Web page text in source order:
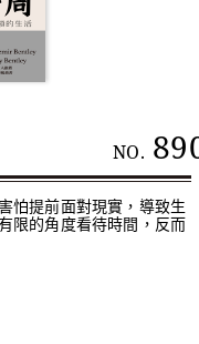
NO.
怕提前面對現實，導致生
限的角度看待時間，反而